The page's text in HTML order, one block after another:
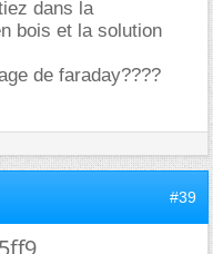
dans la
bois et la solution
de faraday????
#39